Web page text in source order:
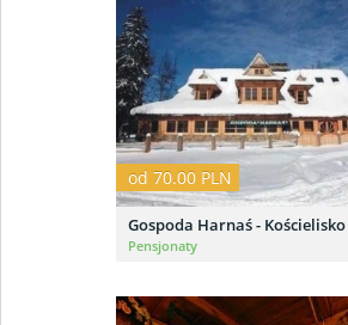
od 70.00 PLN
Gospoda Harnaś - Kościelisko
Pensjonaty